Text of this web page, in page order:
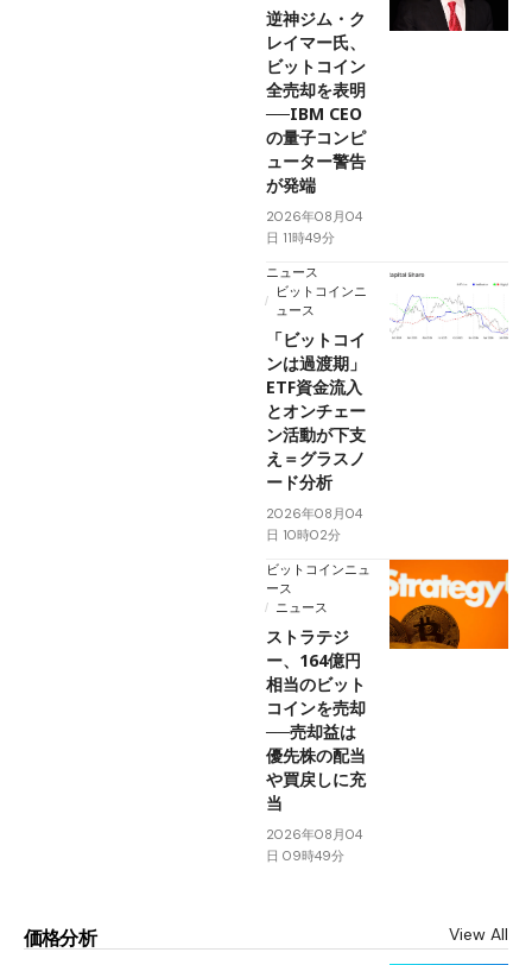
逆神ジム・ク
レイマー氏、
ビットコイン
全売却を表明
──IBM CEO
の量子コンピ
ューター警告
が発端
2026年08月04
日 11時49分
ニュース
ビットコインニ
ュース
「ビットコイ
ンは過渡期」
ETF資金流入
とオンチェー
ン活動が下支
え＝グラスノ
ード分析
2026年08月04
日 10時02分
ビットコインニュ
ース
ニュース
ストラテジ
ー、164億円
相当のビット
コインを売却
──売却益は
優先株の配当
や買戻しに充
当
2026年08月04
日 09時49分
価格分析 View All